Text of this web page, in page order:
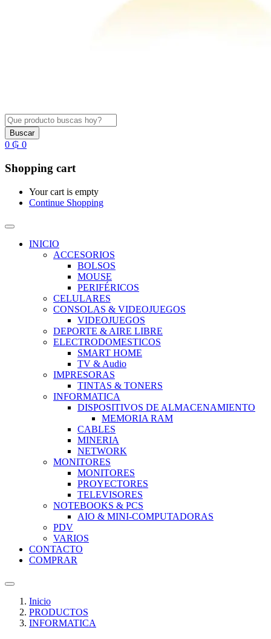
Buscar
0 ₲ 0
Shopping cart
Your cart is empty
Continue Shopping
INICIO
ACCESORIOS
BOLSOS
MOUSE
PERIFÉRICOS
CELULARES
CONSOLAS & VIDEOJUEGOS
VIDEOJUEGOS
DEPORTE & AIRE LIBRE
ELECTRODOMESTICOS
SMART HOME
TV & Audio
IMPRESORAS
TINTAS & TONERS
INFORMATICA
DISPOSITIVOS DE ALMACENAMIENTO
MEMORIA RAM
CABLES
MINERIA
NETWORK
MONITORES
MONITORES
PROYECTORES
TELEVISORES
NOTEBOOKS & PCS
AIO & MINI-COMPUTADORAS
PDV
VARIOS
CONTACTO
COMPRAR
Inicio
PRODUCTOS
INFORMATICA